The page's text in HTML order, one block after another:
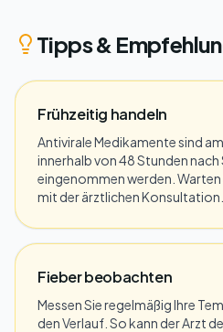
Tipps &
Frühzeitig handeln
Antivirale Medikamente sind
innerhalb von 48 Stunden
eingenommen werden. Warten
mit der ärztlichen Konsultation.
Fieber beobachten
Messen Sie regelmäßig Ihre
den Verlauf. So kann der Arzt